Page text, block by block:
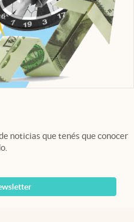
noticias que tenés que conocer